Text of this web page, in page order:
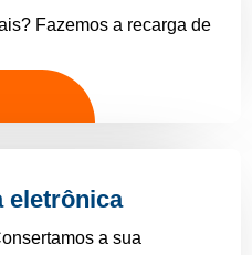
Fazemos a recarga de
eletrônica
a sua